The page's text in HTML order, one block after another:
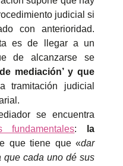
judicial si
con anterioridad.
es de llegar a un
de alcanzarse se
mediación’ y que
tramitación judicial
se encuentra
fundamentales: la
que tiene que «dar
que cada uno dé sus